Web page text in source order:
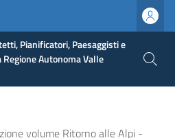
Pianificatori, Paesaggisti e
Autonoma Valle
volume Ritorno alle Alpi -